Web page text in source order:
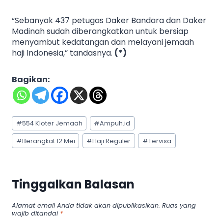
“Sebanyak 437 petugas Daker Bandara dan Daker
Madinah sudah diberangkatkan untuk bersiap
menyambut kedatangan dan melayani jemaah
haji Indonesia,” tandasnya. (*)
Bagikan:
Post
Tags:
#554 Kloter Jemaah #Ampuh.id
#Berangkat 12 Mei #Haji Reguler #Tervisa
Tinggalkan Balasan
Alamat email Anda tidak akan dipublikasikan. Ruas yang
wajib ditandai *